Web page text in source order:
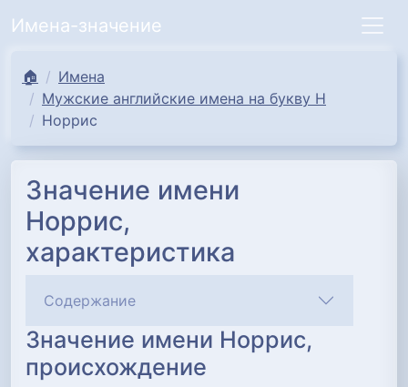
Имена-значение
🏠
Имена
Мужские английские имена на букву Н
Норрис
Значение имени
Норрис,
характеристика
Содержание
Значение имени Норрис,
происхождение